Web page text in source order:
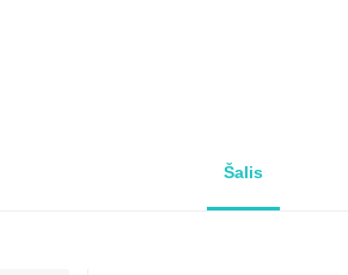
Šalis